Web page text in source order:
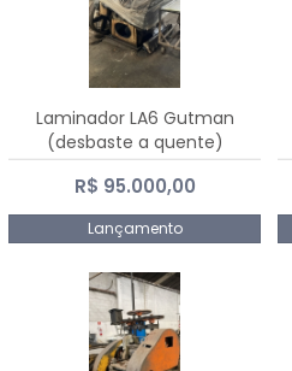
Laminador LA6 Gutman
(desbaste a quente)
R$ 95.000,00
Lançamento